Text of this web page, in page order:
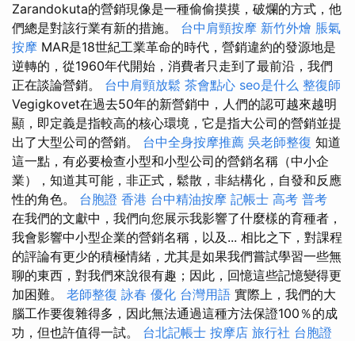
Zarandokuta的營銷現像是一種偷偷摸摸，破爛的方式，他
們總是對該行業有新的措施。 台中肩頸按摩 新竹外燴 脹氣
按摩 MAR是18世紀工業革命的時代，營銷違約的發源地是
逆轉的，從1960年代開始，消費者只走到了最前沿，我們
正在談論營銷。 台中肩頸放鬆 茶會點心 seo是什么 整復師
Vegigkovet在過去50年的新營銷中，人們的認可越來越明
顯，即定義是指較高的核心環境，它是指大公司的營銷並提
出了大型公司的營銷。 台中全身按摩推薦 吳老師整復 知道
這一點，有必要檢查小型和小型公司的營銷名稱（中小企
業），知道其可能，非正式，鬆散，非結構化，自發和反應
性的角色。 台胞證 香港 台中精油按摩 記帳士 高考 普考
在我們的文獻中，我們向您展示我影響了什麼樣的育種者，
我會影響中小型企業的營銷名稱，以及... 相比之下，對課程
的評論有更少的積極情緒，尤其是如果我們嘗試學習一些無
聊的東西，對我們來說很有趣；因此，回憶這些記憶變得更
加困難。 老師整復 詠春 優化 台灣用語 實際上，我們的大
腦工作要復雜得多，因此無法通過這種方法保證100％的成
功，但也許值得一試。 台北記帳士 按摩店 旅行社 台胞證